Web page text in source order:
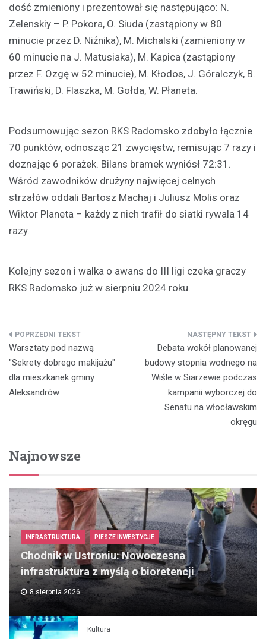
dość zmieniony i prezentował się następująco: N.
Zelenskiy – P. Pokora, O. Siuda (zastąpiony w 80
minucie przez D. Niźnika), M. Michalski (zamieniony w
60 minucie na J. Matusiaka), M. Kapica (zastąpiony
przez F. Ozgę w 52 minucie), M. Kłodos, J. Góralczyk, B.
Trawiński, D. Flaszka, M. Gołda, W. Płaneta.
Podsumowując sezon RKS Radomsko zdobyło łącznie
70 punktów, odnosząc 21 zwycięstw, remisując 7 razy i
doznając 6 porażek. Bilans bramek wyniósł 72:31.
Wśród zawodników drużyny najwięcej celnych
strzałów oddali Bartosz Machaj i Juliusz Molis oraz
Wiktor Planeta – każdy z nich trafił do siatki rywala 14
razy.
Kolejny sezon i walka o awans do III ligi czeka graczy
RKS Radomsko już w sierpniu 2024 roku.
Nawigacja
wpisu
Warsztaty pod nazwą
"Sekrety dobrego makijażu"
dla mieszkanek gminy
Aleksandrów
Debata wokół planowanej
budowy stopnia wodnego na
Wiśle w Siarzewie podczas
kampanii wyborczej do
Senatu na włocławskim
okręgu
Najnowsze
INFRASTRUKTURA PIESZE INWESTYCJE
Chodnik w Ustroniu: Nowoczesna
infrastruktura z myślą o bioretencji
8 sierpnia 2026
Kultura